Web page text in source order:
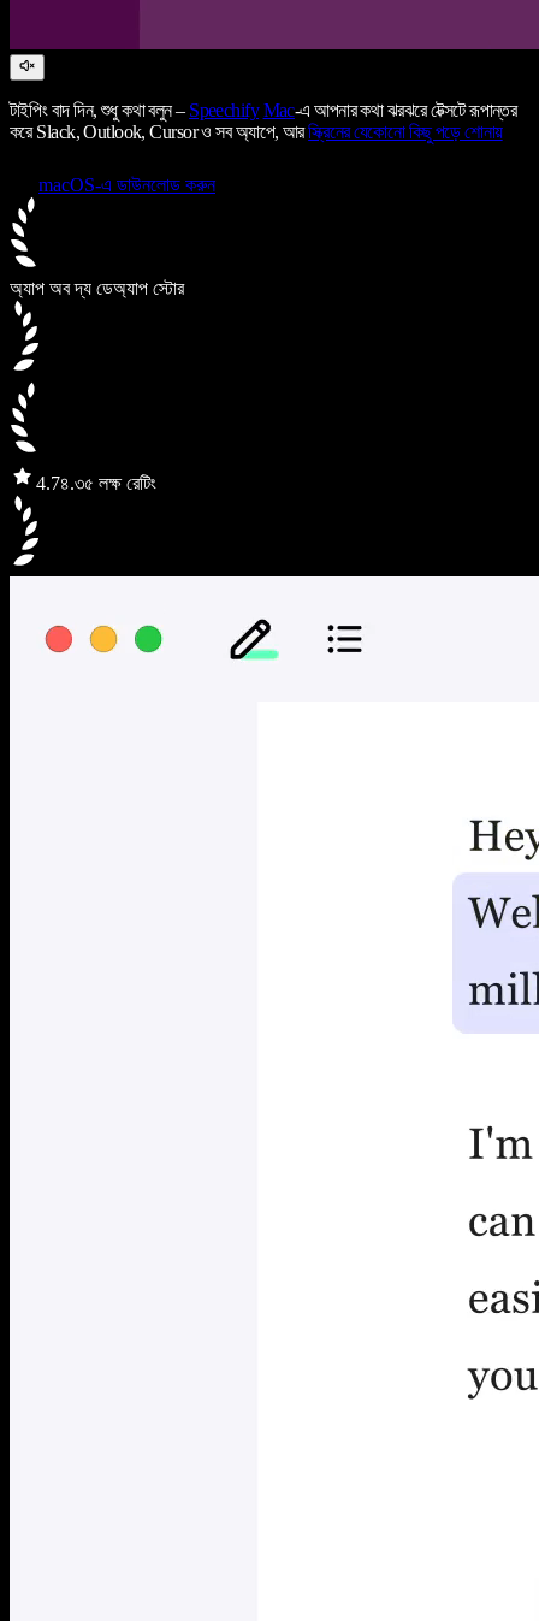
টাইপিং বাদ দিন, শুধু কথা বলুন – Speechify Mac-এ আপনার কথা ঝরঝরে টেক্সটে রূপান্তর
করে Slack, Outlook, Cursor ও সব অ্যাপে, আরস্ক্রিনের যেকোনো কিছু পড়ে শোনায়
macOS-এ ডাউনলোড করুন
অ্যাপ অব দ্য ডেঅ্যাপ স্টোর
4.7৪.৩৫ লক্ষ রেটিং